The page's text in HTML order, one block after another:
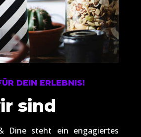
DEIN ERLEBNIS!
sind
Dine steht ein engagiertes